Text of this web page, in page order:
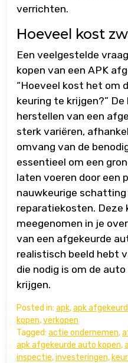
verrichten.
Hoeveel kost
Een veelgestelde
kopen van een APK
“Hoeveel kost het om
keuring te krijgen?”
herstellen van een
sterk variëren,
omvang van de
essentieel om een
laten voeren door een
nauwkeurige
reparatiekosten. Deze
meegenomen in je
van een afgekeurde
realistisch beeld hebt
die nodig is om de
krijgen.
Posted in: apk,apk
kopen,verkopen
Tagged: actie ondernemen,
apk afgekeurde auto kopen,
inspectie,investeringen,